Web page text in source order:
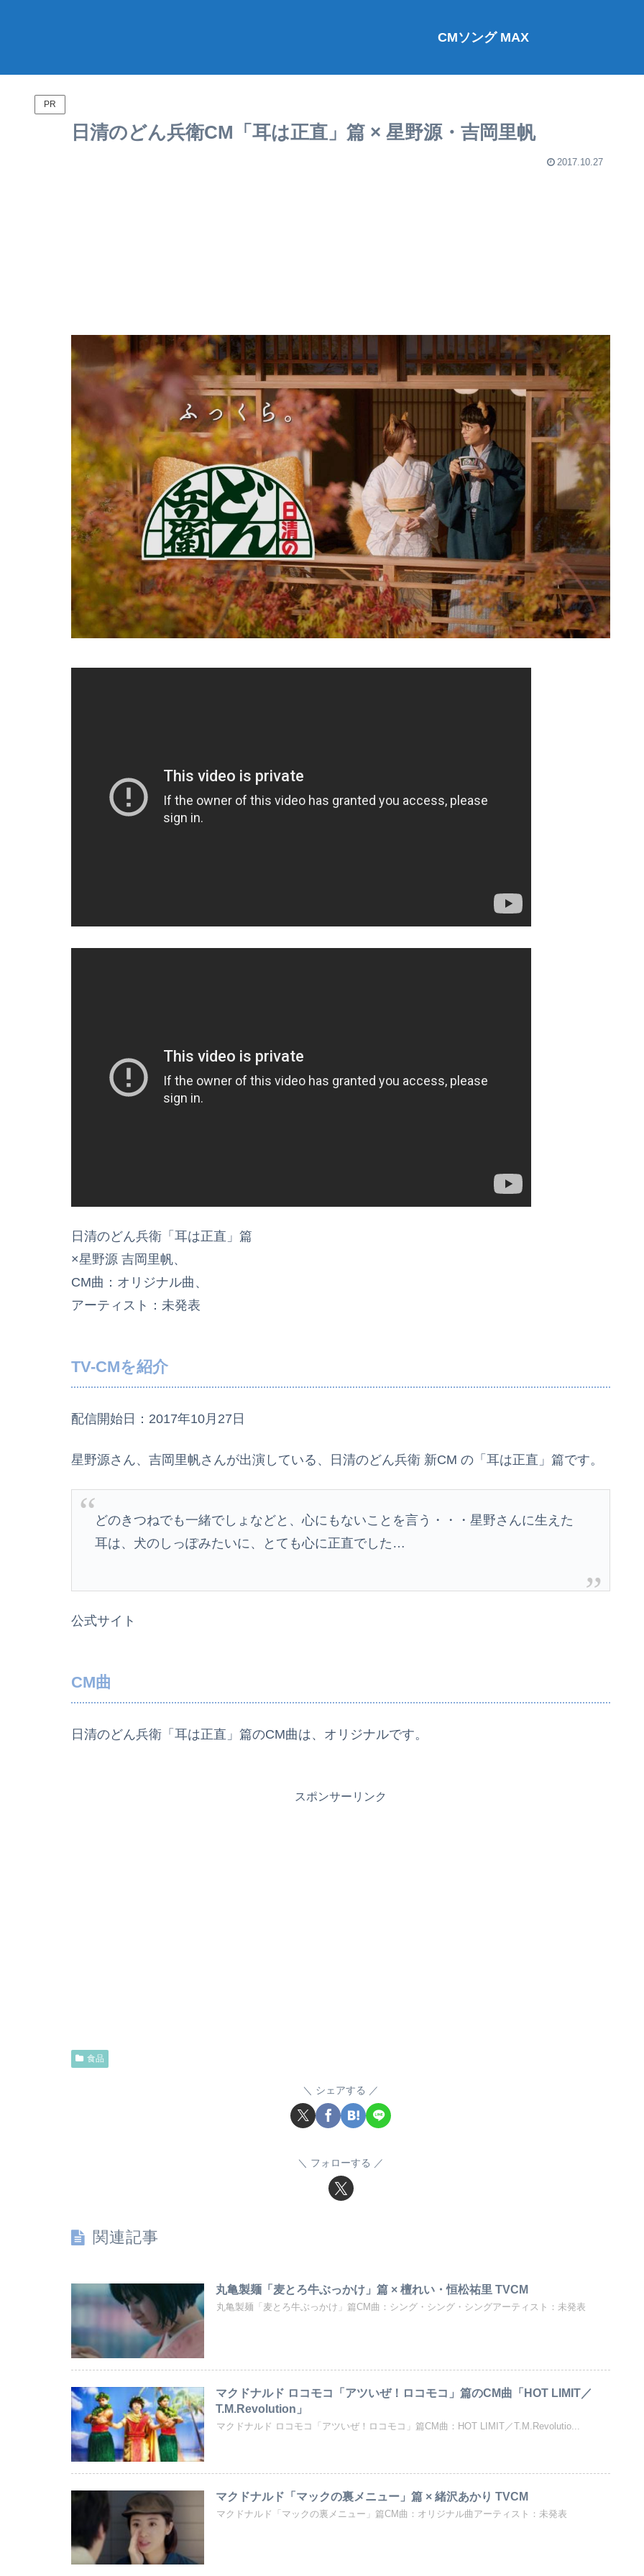
CMソング MAX
PR
日清のどん兵衛CM「耳は正直」篇 × 星野源・吉岡里帆
2017.10.27
日清のどん兵衛「耳は正直」篇
×星野源 吉岡里帆、
CM曲：オリジナル曲、
アーティスト：未発表
TV-CMを紹介
配信開始日：2017年10月27日
星野源さん、吉岡里帆さんが出演している、日清のどん兵衛 新CM の「耳は正直」篇です。
どのきつねでも一緒でしょなどと、心にもないことを言う・・・星野さんに生えた
耳は、犬のしっぽみたいに、とても心に正直でした…
公式サイト
CM曲
日清のどん兵衛「耳は正直」篇のCM曲は、オリジナルです。
スポンサーリンク
食品
シェアする
フォローする
関連記事
丸亀製麺「麦とろ牛ぶっかけ」篇 × 檀れい・恒松祐里 TVCM
丸亀製麺「麦とろ牛ぶっかけ」篇CM曲：シング・シング・シングアーティスト：未発表
マクドナルド ロコモコ「アツいぜ！ロコモコ」篇のCM曲「HOT LIMIT／
T.M.Revolution」
マクドナルド ロコモコ「アツいぜ！ロコモコ」篇CM曲：HOT LIMIT／T.M.Revolutio...
マクドナルド「マックの裏メニュー」篇 × 緒沢あかり TVCM
マクドナルド「マックの裏メニュー」篇CM曲：オリジナル曲アーティスト：未発表